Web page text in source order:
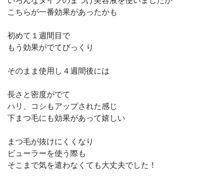
こちらが一番効果があったかも
初めて１週間目で
もう効果がでてびっくり
そのまま使用し４週間後には
長さと密度がでて
ハリ、コシもアップされた感じ
下まつ毛にも効果があって嬉しい
まつ毛が抜けにくくなり
ビューラーを使う際も
そこまで気を遣わなくても大丈夫でした！